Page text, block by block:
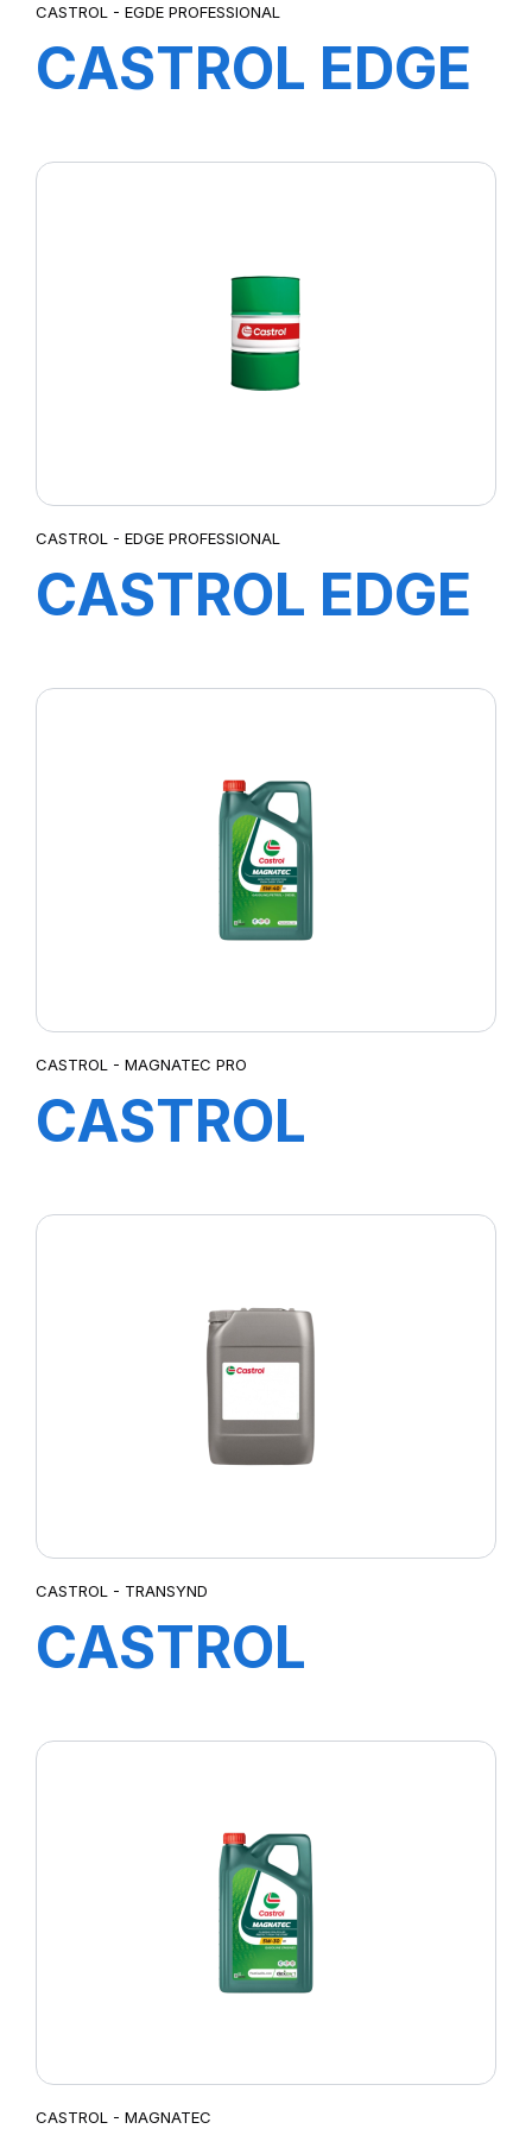
CASTROL - EGDE PROFESSIONAL
CASTROL EDGE
CASTROL - EDGE PROFESSIONAL
CASTROL EDGE
CASTROL - MAGNATEC PRO
CASTROL
4X4L H 4A
CASTROL - TRANSYND
CASTROL
CASTROL - MAGNATEC